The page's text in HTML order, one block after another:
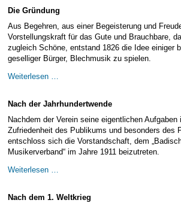
Team Jugend
Funktionsträger
Satzung/Ordnungen
Formulare
Stammorchester
Jugendkapelle
Instrumenten-Serie
Nachrichten
Startseite
Stammorchester
Jugendkapelle
Interne Infos
Newsletter
E-Mail Strato
HiDrive Strato
Termine
Presse
Jahr 2000 - 2004
Jahr 2005 - 2009
Jahr 2010 - 2014
Jahr 2015 - 2019
Jahr 2020 bis
Geschichte
Bilder
Stammorchester
Jugendausbildung
Chronik
Vorstände
Dirigenten
Sponsoren
Die Gründung
Aus Begehren, aus einer Begeisterung und
Vorstellungskraft für das Gute und Brauchbare,
zugleich Schöne, entstand 1826 die Idee einiger
geselliger Bürger, Blechmusik zu spielen.
Weiterlesen …
Nach der Jahrhundertwende
Nachdem der Verein seine eigentlichen
Zufriedenheit des Publikums und besonders des
entschloss sich die Vorstandschaft, dem
Musikerverband“ im Jahre 1911 beizutreten.
Weiterlesen …
Nach dem 1. Weltkrieg